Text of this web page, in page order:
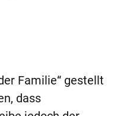
Familie“ gestellt
dass